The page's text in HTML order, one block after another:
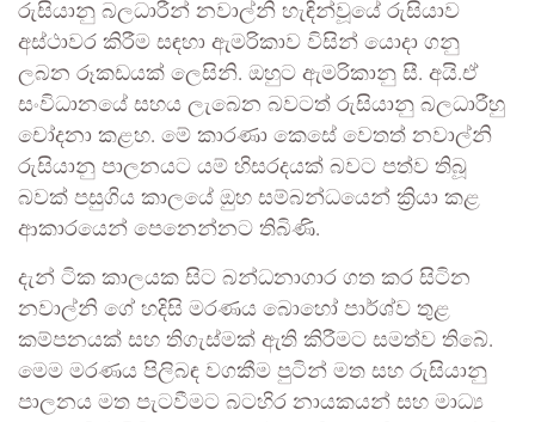
රුසියානු බලධාරීන් නවාල්නි හැඳින්වූයේ රුසියාව
අස්ථාවර කිරීම සඳහා ඇමරිකාව විසින් යොදා ගනු
ලබන රූකඩයක් ලෙසිනි. ඔහුට ඇමරිකානු සී. අයි.ඒ
සංවිධානයේ සහය ලැබෙන බවටත් රුසියානු බලධාරීහු
චෝදනා කළහ. මේ කාරණා කෙසේ වෙතත් නවාල්නි
රුසියානු පාලනයට යම් හිසරදයක් බවට පත්ව තිබූ
බවක් පසුගිය කාලයේ ඔුහ සම්බන්ධයෙන් ක්‍රියා කළ
ආකාරයෙන් පෙනෙන්නට තිබිණි.
දැන් ටික කාලයක සිට බන්ධනාගාර ගත කර සිටින
නවාල්නි ගේ හදිසි මරණය බොහෝ පාර්ශ්ව තුළ
කම්පනයක් සහ තිගැස්මක් ඇති කිරීමට සමත්ව තිබේ.
මෙම මරණය පිලිබඳ වගකීම පුටින් මත සහ රුසියානු
පාලනය මත පැටවීමට බටහිර නායකයන් සහ මාධ්‍ය